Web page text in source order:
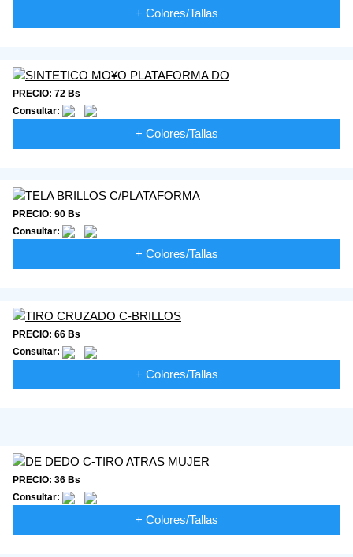
+ Colores/Tallas
PRECIO: 72 Bs
Consultar:
+ Colores/Tallas
PRECIO: 90 Bs
Consultar:
+ Colores/Tallas
PRECIO: 66 Bs
Consultar:
+ Colores/Tallas
PRECIO: 36 Bs
Consultar:
+ Colores/Tallas